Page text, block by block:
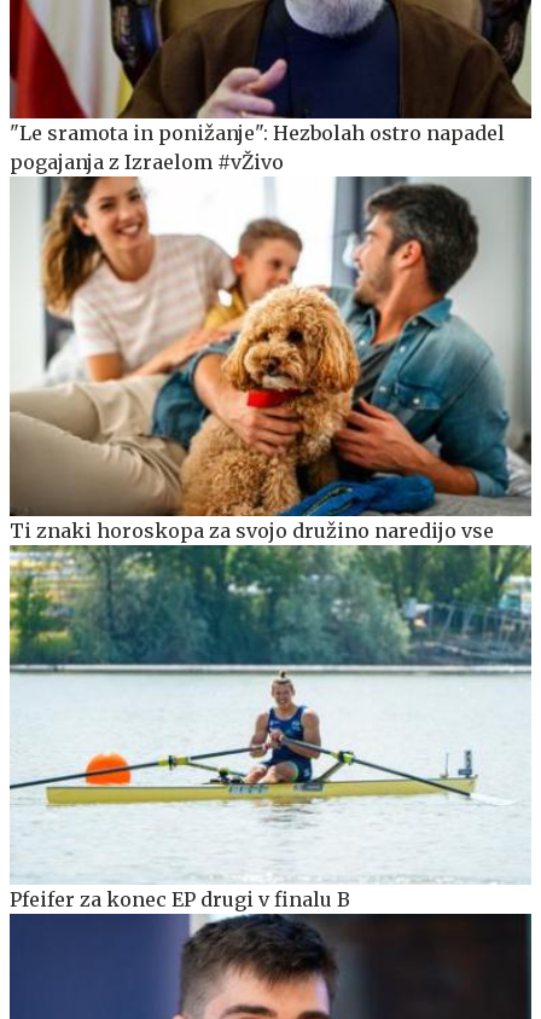
"Le sramota in ponižanje": Hezbolah ostro napadel
pogajanja z Izraelom #vŽivo
Ti znaki horoskopa za svojo družino naredijo vse
Pfeifer za konec EP drugi v finalu B